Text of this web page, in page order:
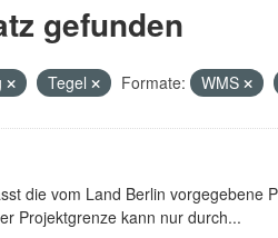
gefunden
Tegel Formate: WMS
die vom Land Berlin vorgegebene
Projektgrenze kann nur durch...